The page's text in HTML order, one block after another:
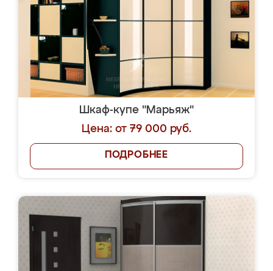
Шкаф-купе "Марьяж"
Цена: от 79 000 руб.
ПОДРОБНЕЕ